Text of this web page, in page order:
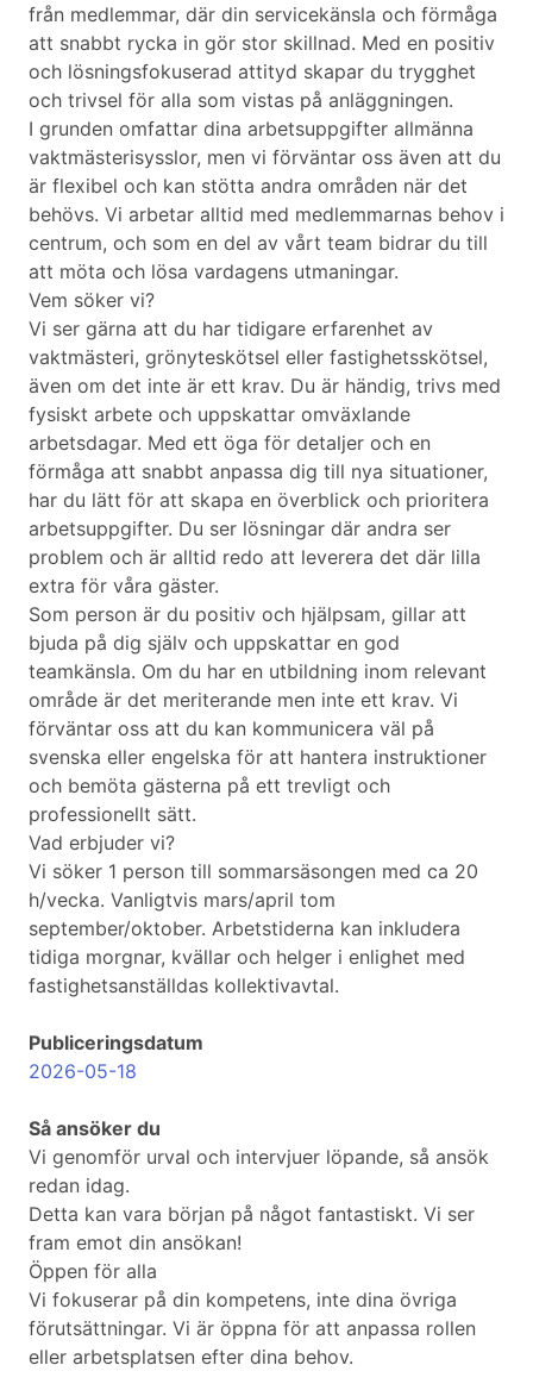
från medlemmar, där din servicekänsla och förmåga
att snabbt rycka in gör stor skillnad. Med en positiv
och lösningsfokuserad attityd skapar du trygghet
och trivsel för alla som vistas på anläggningen.
I grunden omfattar dina arbetsuppgifter allmänna
vaktmästerisysslor, men vi förväntar oss även att du
är flexibel och kan stötta andra områden när det
behövs. Vi arbetar alltid med medlemmarnas behov i
centrum, och som en del av vårt team bidrar du till
att möta och lösa vardagens utmaningar.
Vem söker vi?
Vi ser gärna att du har tidigare erfarenhet av
vaktmästeri, grönyteskötsel eller fastighetsskötsel,
även om det inte är ett krav. Du är händig, trivs med
fysiskt arbete och uppskattar omväxlande
arbetsdagar. Med ett öga för detaljer och en
förmåga att snabbt anpassa dig till nya situationer,
har du lätt för att skapa en överblick och prioritera
arbetsuppgifter. Du ser lösningar där andra ser
problem och är alltid redo att leverera det där lilla
extra för våra gäster.
Som person är du positiv och hjälpsam, gillar att
bjuda på dig själv och uppskattar en god
teamkänsla. Om du har en utbildning inom relevant
område är det meriterande men inte ett krav. Vi
förväntar oss att du kan kommunicera väl på
svenska eller engelska för att hantera instruktioner
och bemöta gästerna på ett trevligt och
professionellt sätt.
Vad erbjuder vi?
Vi söker 1 person till sommarsäsongen med ca 20
h/vecka. Vanligtvis mars/april tom
september/oktober. Arbetstiderna kan inkludera
tidiga morgnar, kvällar och helger i enlighet med
fastighetsanställdas kollektivavtal.
Publiceringsdatum
2026-05-18
Så ansöker du
Vi genomför urval och intervjuer löpande, så ansök
redan idag.
Detta kan vara början på något fantastiskt. Vi ser
fram emot din ansökan!
Öppen för alla
Vi fokuserar på din kompetens, inte dina övriga
förutsättningar. Vi är öppna för att anpassa rollen
eller arbetsplatsen efter dina behov.